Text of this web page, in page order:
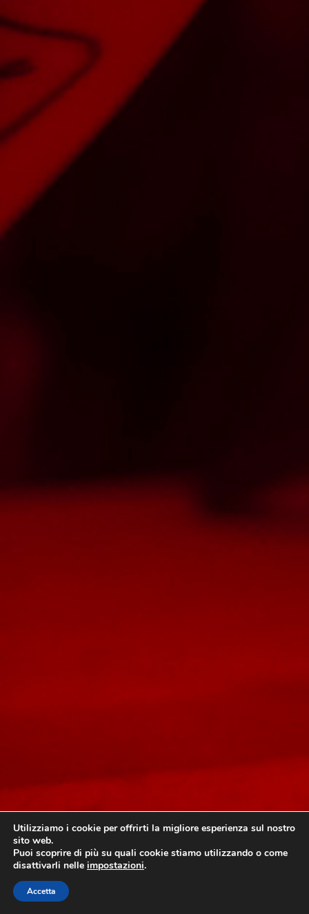
Utilizziamo i cookie per offrirti la migliore esperienza sul nostro
sito web.
Puoi scoprire di più su quali cookie stiamo utilizzando o come
disattivarli nelle impostazioni.
Accetta